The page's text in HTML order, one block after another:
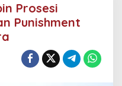
Prosesi
Punishment